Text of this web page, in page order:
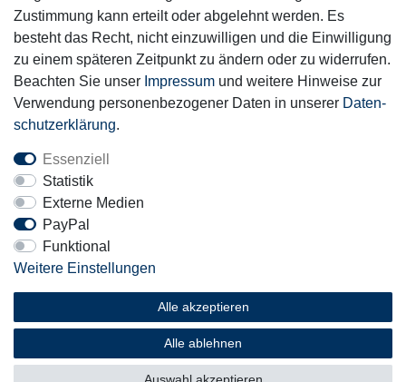
Motor-Fit
© Copyright 2026 | Alle Rechte vorbehalten.
Zustimmung kann erteilt oder abgelehnt werden. Es
besteht das Recht, nicht einzuwilligen und die Einwilligung
zu einem späteren Zeitpunkt zu ändern oder zu widerrufen.
Beachten Sie unser Impressum und weitere Hinweise zur
Verwendung personenbezogener Daten in unserer Daten­
schutz­erklärung.
Essenziell
Statistik
Externe Medien
PayPal
Funktional
Weitere Einstellungen
Alle akzeptieren
Alle ablehnen